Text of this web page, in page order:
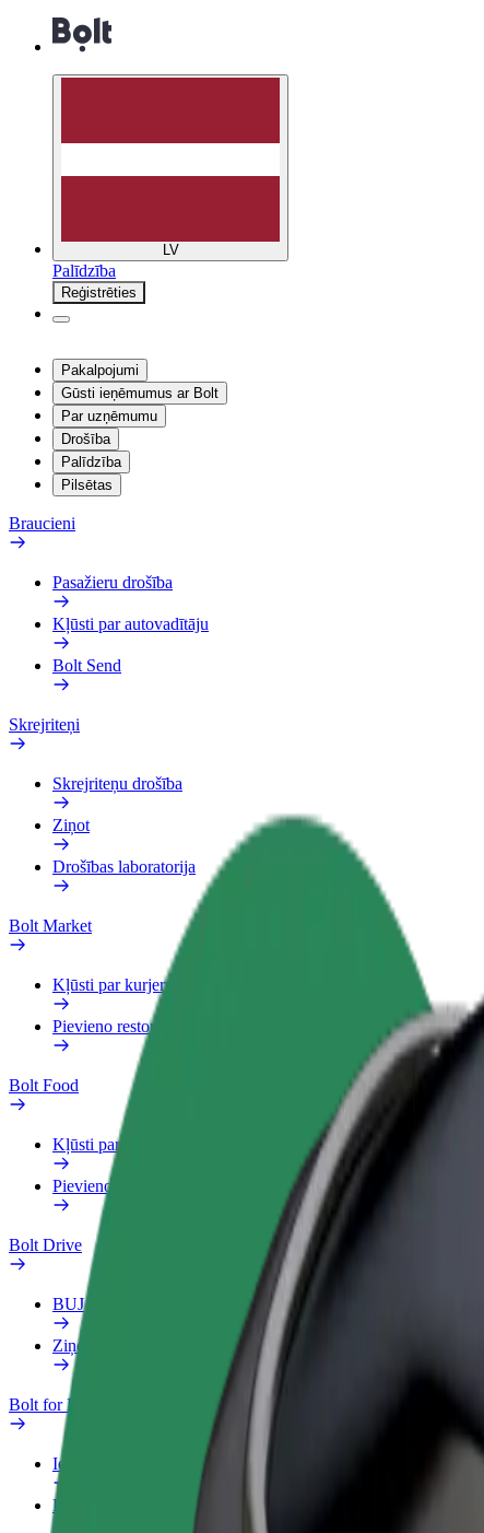
LV
Palīdzība
Reģistrēties
Pakalpojumi
Gūsti ieņēmumus ar Bolt
Par uzņēmumu
Drošība
Palīdzība
Pilsētas
Braucieni
Pasažieru drošība
Kļūsti par autovadītāju
Bolt Send
Skrejriteņi
Skrejriteņu drošība
Ziņot
Drošības laboratorija
Bolt Market
Kļūsti par kurjeru
Pievieno restorānu vai veikalu
Bolt Food
Kļūsti par kurjeru
Pievieno restorānu vai veikalu
Bolt Drive
BUJ
Ziņo par transportlīdzekli
Bolt for Business
Ieguvumi
Darba Profils